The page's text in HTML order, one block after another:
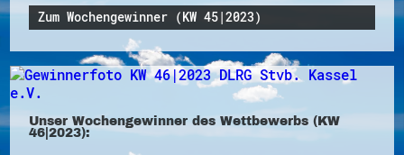
Zum Wochengewinner (KW 45|2023)
Unser Wochengewinner des Wettbewerbs (KW
46|2023):